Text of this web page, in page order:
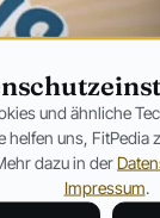
und ähnliche
helfen uns, FitPedia
dazu in der
Impressum